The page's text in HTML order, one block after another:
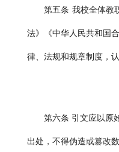
第五条 我校全体教
法》《中华人民共和国
律、法规和规章制度，
第六条 引文应以原
出处，不得伪造或篡改